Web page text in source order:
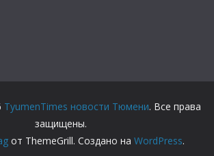
TyumenTimes новости Тюмени. Все права
защищены.
от ThemeGrill. Создано на WordPress.